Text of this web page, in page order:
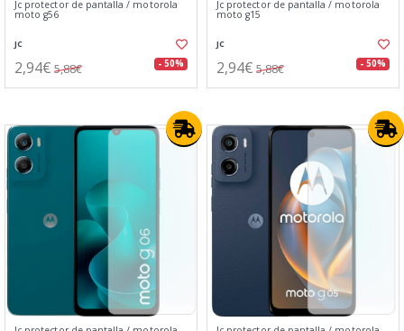
Jc protector de pantalla / motorola
moto g56
JC
2,94€ 5,88€ - 50%
Jc protector de pantalla / motorola
moto g15
JC
2,94€ 5,88€ - 50%